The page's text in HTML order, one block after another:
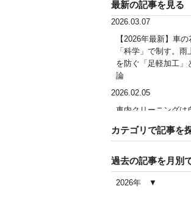
最新の記事を見
2026.03.07
【2026年最新】車
「科学」で制す。
を防ぐ「足軽加工」
論
2026.02.05
車内クリーニングは
界を徹底解説
車内クリーニングで
共通点｜やってはい
カテゴリで記事
過去の記事を月
2026年